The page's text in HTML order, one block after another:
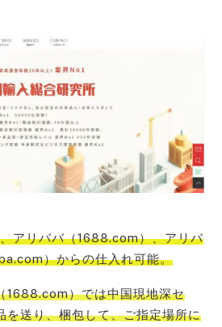
アリババ（1688.com）、アリバ
）からの仕入れ可能。
1688.com）では中国現地深セ
を送り、梱包して、ご指定場所に